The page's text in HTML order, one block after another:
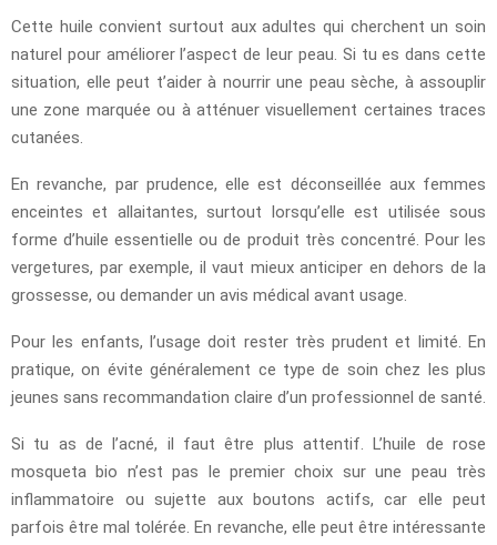
Cette huile convient surtout aux adultes qui cherchent un soin
naturel pour améliorer l’aspect de leur peau. Si tu es dans cette
situation, elle peut t’aider à nourrir une peau sèche, à assouplir
une zone marquée ou à atténuer visuellement certaines traces
cutanées.
En revanche, par prudence, elle est déconseillée aux femmes
enceintes et allaitantes, surtout lorsqu’elle est utilisée sous
forme d’huile essentielle ou de produit très concentré. Pour les
vergetures, par exemple, il vaut mieux anticiper en dehors de la
grossesse, ou demander un avis médical avant usage.
Pour les enfants, l’usage doit rester très prudent et limité. En
pratique, on évite généralement ce type de soin chez les plus
jeunes sans recommandation claire d’un professionnel de santé.
Si tu as de l’acné, il faut être plus attentif. L’huile de rose
mosqueta bio n’est pas le premier choix sur une peau très
inflammatoire ou sujette aux boutons actifs, car elle peut
parfois être mal tolérée. En revanche, elle peut être intéressante